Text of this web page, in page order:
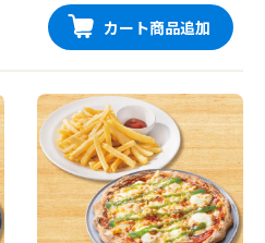
カート商品追加